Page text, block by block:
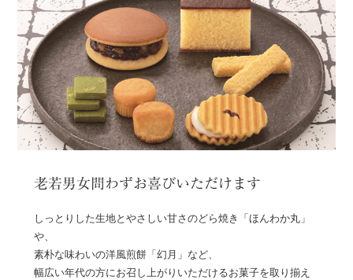
老若男女問わずお喜びいただけます
しっとりした生地とやさしい甘さのどら焼き「ほんわか丸」
や、
素朴な味わいの洋風煎餅「幻月」など、
幅広い年代の方にお召し上がりいただけるお菓子を取り揃え